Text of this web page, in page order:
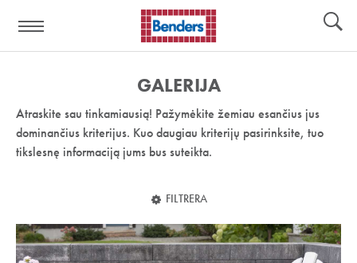
nuoroda:
GALERIJA
Atraskite sau tinkamiausią! Pažymėkite žemiau esančius jus
dominančius kriterijus. Kuo daugiau kriterijų pasirinksite, tuo
tikslesnę informaciją jums bus suteikta.
FILTRERA